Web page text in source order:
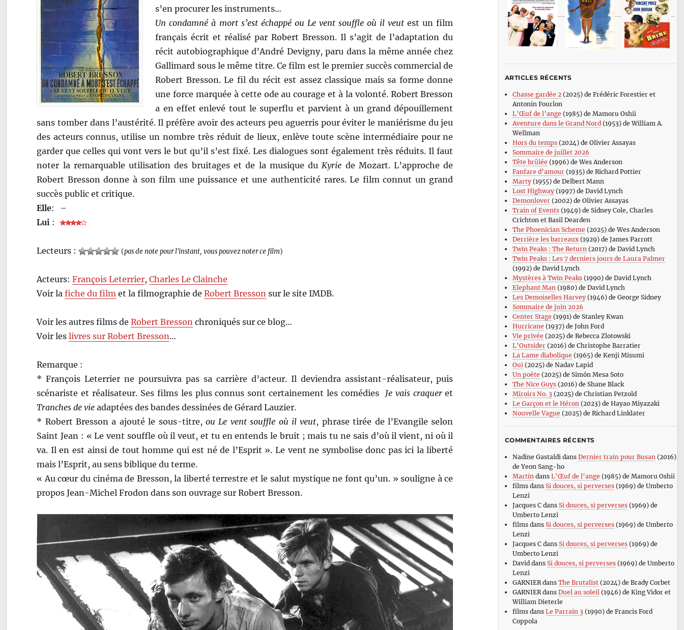
s’en procurer les instruments…
Un condamné à mort s’est échappé ou Le vent souffle où il veut est un film
français écrit et réalisé par Robert Bresson. Il s’agit de l’adaptation du
récit autobiographique d’André Devigny, paru dans la même année chez
Gallimard sous le même titre. Ce film est le premier succès commercial de
Robert Bresson. Le fil du récit est assez classique mais sa forme donne
une force marquée à cette ode au courage et à la volonté. Robert Bresson
a en effet enlevé tout le superflu et parvient à un grand dépouillement
sans tomber dans l’austérité. Il préfère avoir des acteurs peu aguerris pour éviter le maniérisme du jeu
des acteurs connus, utilise un nombre très réduit de lieux, enlève toute scène intermédiaire pour ne
garder que celles qui vont vers le but qu’il s’est fixé. Les dialogues sont également très réduits. Il faut
noter la remarquable utilisation des bruitages et de la musique du Kyrie de Mozart. L’approche de
Robert Bresson donne à son film une puissance et une authenticité rares. Le film connut un grand
succès public et critique.
Elle:
–
Lui :
Lecteurs : (pas de note pour l'instant, vous pouvez noter ce film)
Acteurs:François Leterrier,Charles Le Clainche
Voir lafiche du film et la filmographie deRobert Bresson sur le site IMDB.
Voir les autres films deRobert Bresson chroniqués sur ce blog…
Voir leslivres sur Robert Bresson…
Remarque :
* François Leterrier ne poursuivra pas sa carrière d’acteur. Il deviendra assistant-réalisateur, puis
scénariste et réalisateur. Ses films les plus connus sont certainement les comédies Je vais craqueret
Tranches de vie adaptées des bandes dessinées de Gérard Lauzier.
* Robert Bresson a ajouté le sous-titre,ou Le vent souffle où il veut, phrase tirée de l’Evangile selon
Saint Jean : « Le vent souffle où il veut, et tu en entends le bruit ; mais tu ne sais d’où il vient, ni où il
va. Il en est ainsi de tout homme qui est né de l’Esprit ». Le vent ne symbolise donc pas ici la liberté
mais l’Esprit, au sens biblique du terme.
« Au cœur du cinéma de Bresson, la liberté terrestre et le salut mystique ne font qu’un. » souligne à ce
propos Jean-Michel Frodon dans son ouvrage sur Robert Bresson.
ARTICLES RÉCENTS
Chasse gardée 2(2025) de Frédéric Forestier et
Antonin Fourlon
L’Œuf de l’ange (1985) de Mamoru Oshii
Aventure dans le Grand Nord(1953) de William A.
Wellman
Hors du temps(2024) de Olivier Assayas
Sommaire de juillet 2026
Tête brûlée (1996) de Wes Anderson
Fanfare d’amour(1935) de Richard Pottier
Marty(1955) de Delbert Mann
Lost Highway(1997) de David Lynch
Demonlover(2002) de Olivier Assayas
Train of Events(1949) de Sidney Cole, Charles
Crichton et Basil Dearden
The Phoenician Scheme (2025) de Wes Anderson
Derrière les barreaux(1929) de James Parrott
Twin Peaks : The Return(2017) de David Lynch
Twin Peaks : Les 7 derniers jours de Laura Palmer
(1992) de David Lynch
Mystères à Twin Peaks(1990) de David Lynch
Elephant Man(1980) de David Lynch
Les Demoiselles Harvey(1946) de George Sidney
Sommaire de juin 2026
Center Stage (1991) de Stanley Kwan
Hurricane (1937) de John Ford
Vie privée (2025) de Rebecca Zlotowski
L’Outsider(2016) de Christophe Barratier
La Lame diabolique (1965) de Kenji Misumi
Oui(2025) de Nadav Lapid
Un poète (2025) de Simón Mesa Soto
The Nice Guys(2016) de Shane Black
Miroirs No. 3 (2025) de Christian Petzold
Le Garçon et le Héron(2023) de Hayao Miyazaki
Nouvelle Vague (2025) de Richard Linklater
COMMENTAIRES RÉCENTS
Nadine Gastaldi dans Dernier train pour Busan (2016)
de Yeon Sang-ho
Martin dans L’Œuf de l’ange (1985) de Mamoru Oshii
filmsdans Si douces, si perverses(1969) de Umberto
Lenzi
Jacques Cdans Si douces, si perverses(1969) de
Umberto Lenzi
filmsdans Si douces, si perverses(1969) de Umberto
Lenzi
Jacques Cdans Si douces, si perverses(1969) de
Umberto Lenzi
David dans Si douces, si perverses(1969) de Umberto
Lenzi
GARNIERdans The Brutalist(2024) de Brady Corbet
GARNIERdans Duel au soleil (1946) de King Vidor et
William Dieterle
filmsdans Le Parrain 3 (1990) de Francis Ford
Coppola